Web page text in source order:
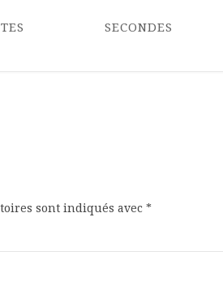
SECONDES
sont indiqués avec *